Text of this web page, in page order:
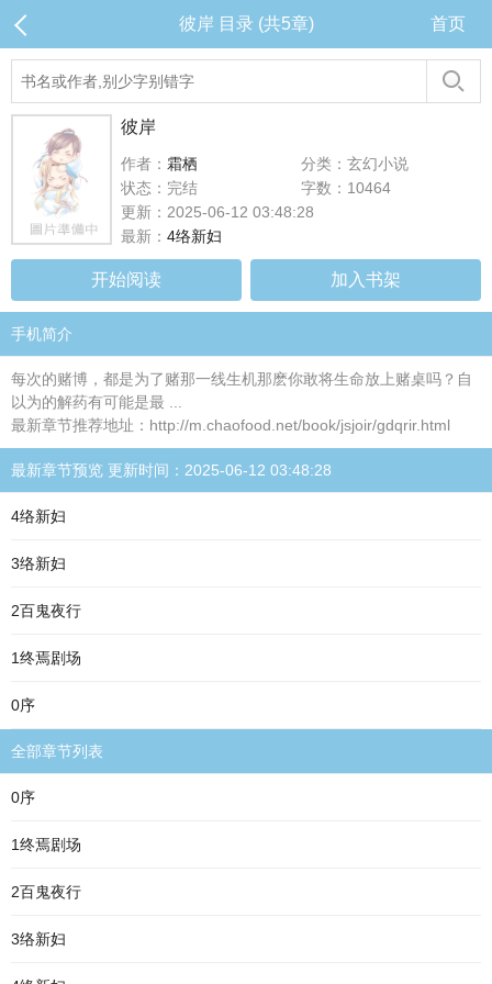
彼岸 目录 (共5章) 首页
彼岸
作者： 霜栖
分类：玄幻小说
状态：完结
字数：10464
更新：2025-06-12 03:48:28
最新： 4络新妇
开始阅读 加入书架
手机简介
每次的赌博，都是为了赌那一线生机那麽你敢将生命放上赌桌吗？自
以为的解药有可能是最 ...
最新章节推荐地址：http://m.chaofood.net/book/jsjoir/gdqrir.html
最新章节预览 更新时间：2025-06-12 03:48:28
4络新妇
3络新妇
2百鬼夜行
1终焉剧场
0序
全部章节列表
0序
1终焉剧场
2百鬼夜行
3络新妇